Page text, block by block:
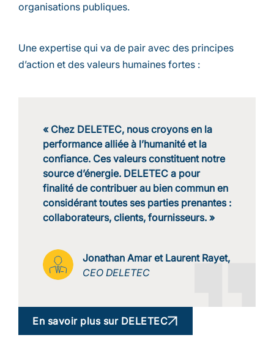
organisations publiques.
Une expertise qui va de pair avec des principes
d’action et des valeurs humaines fortes :
« Chez DELETEC, nous croyons en la
performance alliée à l’humanité et la
confiance. Ces valeurs constituent notre
source d’énergie. DELETEC a pour
finalité de contribuer au bien commun en
considérant toutes ses parties prenantes :
collaborateurs, clients, fournisseurs. »
Jonathan Amar et Laurent Rayet,
CEO DELETEC
En savoir plus sur DELETEC